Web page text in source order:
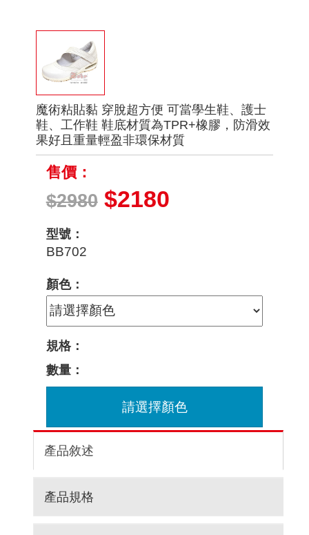
魔術粘貼黏 穿脫超方便 可當學生鞋、護士
鞋、工作鞋 鞋底材質為TPR+橡膠，防滑效
果好且重量輕盈非環保材質
售價：
$2980$2180
型號：
BB702
顏色：
規格：
數量：
請選擇顏色
產品敘述
產品規格